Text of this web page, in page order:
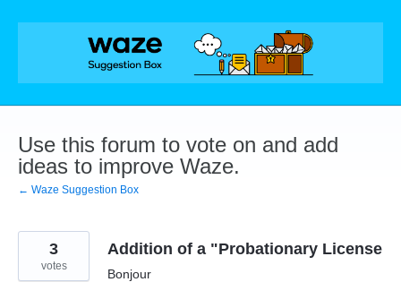
Skip
Use this forum to vote on and add
ideas to improve Waze.
← Waze Suggestion Box
Addition of a "Probationary License
Bonjour
3
votes